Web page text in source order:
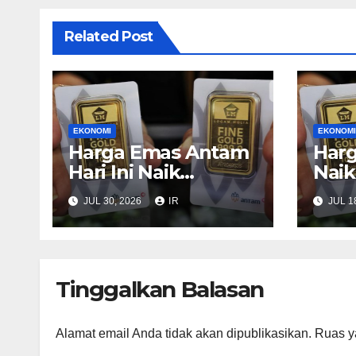
Related Post
EKONOMI
Harga Emas Antam
Hari Ini Naik
Rp15.000 per gram
JUL 30, 2026 IR
EKONOMI
JUL
Tinggalkan Balasan
Alamat email Anda tidak akan dipublikasikan. Ruas